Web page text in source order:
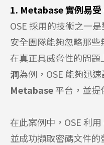
1. Metabase 實例易
OSE 採用的技術之一
安全團隊能夠忽略那
在真正具威脅性的問題
洞為例，OSE 能夠迅
Metabase平台，並提
在此案例中，OSE 利
並成功擷取密碼文件